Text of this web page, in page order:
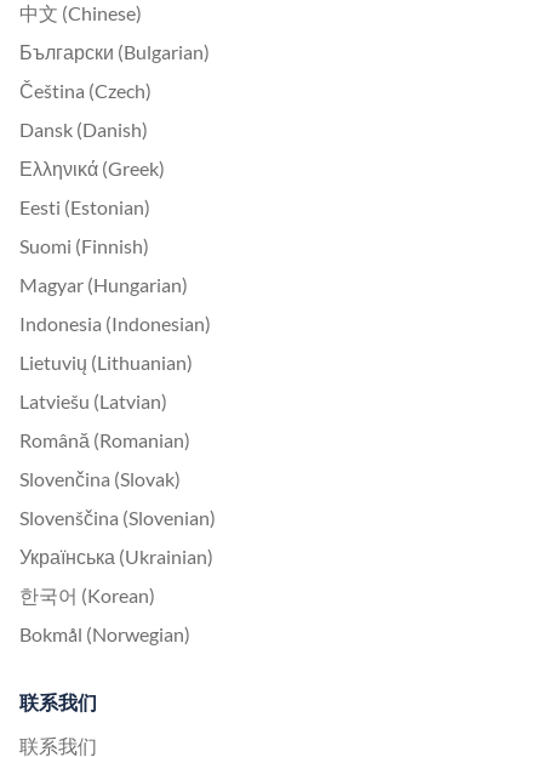
中文 (Chinese)
Български (Bulgarian)
Čeština (Czech)
Dansk (Danish)
Ελληνικά (Greek)
Eesti (Estonian)
Suomi (Finnish)
Magyar (Hungarian)
Indonesia (Indonesian)
Lietuvių (Lithuanian)
Latviešu (Latvian)
Română (Romanian)
Slovenčina (Slovak)
Slovenščina (Slovenian)
Українська (Ukrainian)
한국어 (Korean)
Bokmål (Norwegian)
联系我们
联系我们